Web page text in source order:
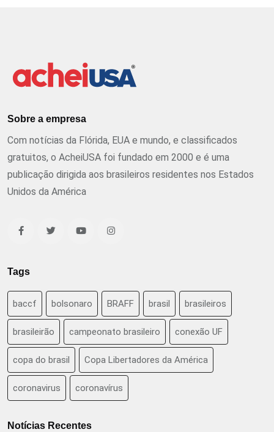
Sobre a empresa
Com notícias da Flórida, EUA e mundo, e classificados
gratuitos, o AcheiUSA foi fundado em 2000 e é uma
publicação dirigida aos brasileiros residentes nos Estados
Unidos da América
Tags
baccf bolsonaro BRAFF brasil brasileiros
brasileirão campeonato brasileiro conexão UF
copa do brasil Copa Libertadores da América
coronavirus coronavírus
Notícias Recentes